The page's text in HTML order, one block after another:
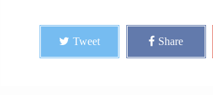
Tweet Share